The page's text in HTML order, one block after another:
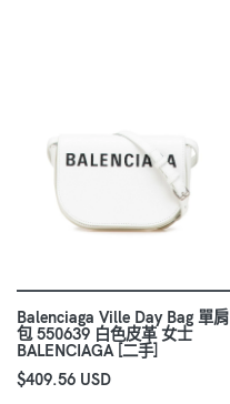
Balenciaga Ville Day Bag 單肩
包 550639 白色皮革 女士
BALENCIAGA [二手]
$409.56 USD